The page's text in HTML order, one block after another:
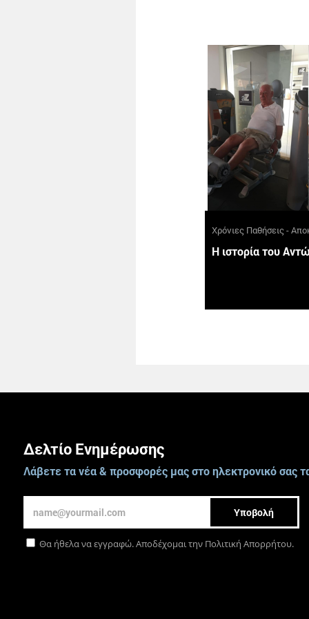
Χρόνιες Παθήσεις -
Η ιστορία του
Δελτίο Ενημέρωσης
Λάβετε τα νέα & προσφορές μας στο ηλεκτρονικό σας
Υποβολή
Θα ήθελα να εγγραφώ. Αποδέχομαι την Πολιτική Απορρήτου.